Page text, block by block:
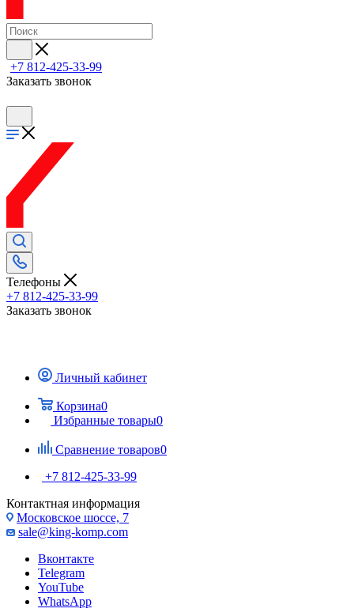
+7 812-425-33-99
Заказать звонок
Телефоны
+7 812-425-33-99
Заказать звонок
Личный кабинет
Корзина0
Избранные товары0
Сравнение товаров0
+7 812-425-33-99
Контактная информация
Московское шоссе, 7
sale@king-komp.com
Вконтакте
Telegram
YouTube
WhatsApp